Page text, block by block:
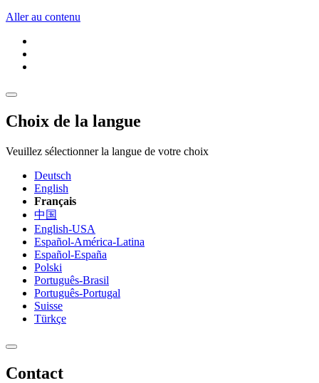
Aller au contenu
Choix de la langue
Veuillez sélectionner la langue de votre choix
Deutsch
English
Français
中国
English-USA
Español-América-Latina
Español-España
Polski
Português-Brasil
Português-Portugal
Suisse
Türkçe
Contact